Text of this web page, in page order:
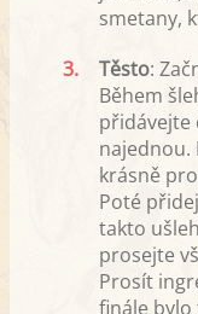
smetany,
3.
Těsto:
Během
přidávejte
najednou.
krásně
Poté
takto
prosejte
Prosít
finále bylo